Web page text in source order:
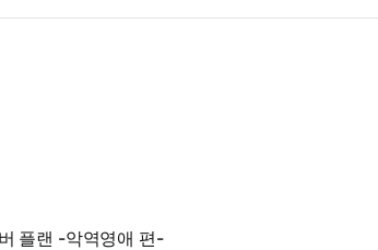
플랜 -악역영애 편-